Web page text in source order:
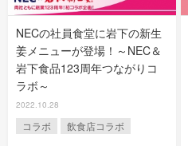
NECの社員食堂に岩下の新生
姜メニューが登場！～NEC＆
岩下食品123周年つながりコ
ラボ～
2022.10.28
コラボ 飲食店コラボ